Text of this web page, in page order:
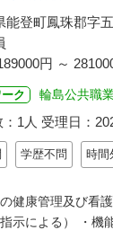
能登町鳳珠郡字
円 ～
ク 輪島公共職
1人 受理日：
学歴不問 時間
健康管理及び看
指示による） ・機